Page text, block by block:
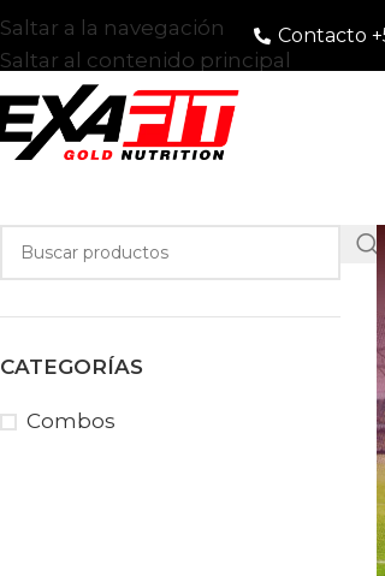
Saltar a la navegación
Saltar al contenido principal
Contacto
CATEGORÍAS
Combos